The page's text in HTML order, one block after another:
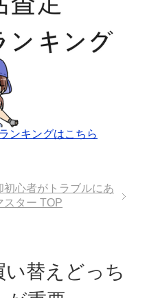
ンキングはこちら
心者がトラブルにあ
スター TOP
替えどっち